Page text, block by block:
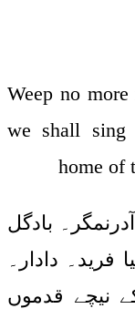
Weep no
we shall sing
home of
بادگل
فرید۔ دادار۔
نیچے قدموں